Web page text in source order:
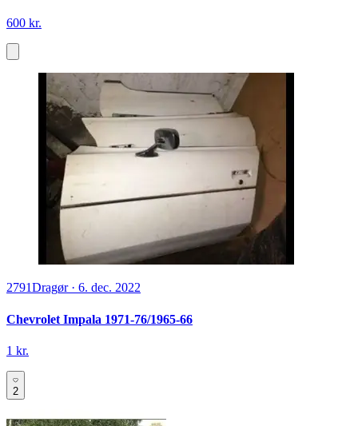
600 kr.
2791Dragør· 6. dec. 2022
Chevrolet Impala 1971-76/1965-66
1 kr.
2